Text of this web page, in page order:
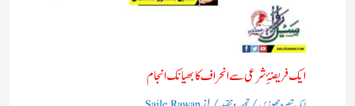
ایک فریضۂِ شرعی سے انحراف کا بھیانک انجام
/ / از